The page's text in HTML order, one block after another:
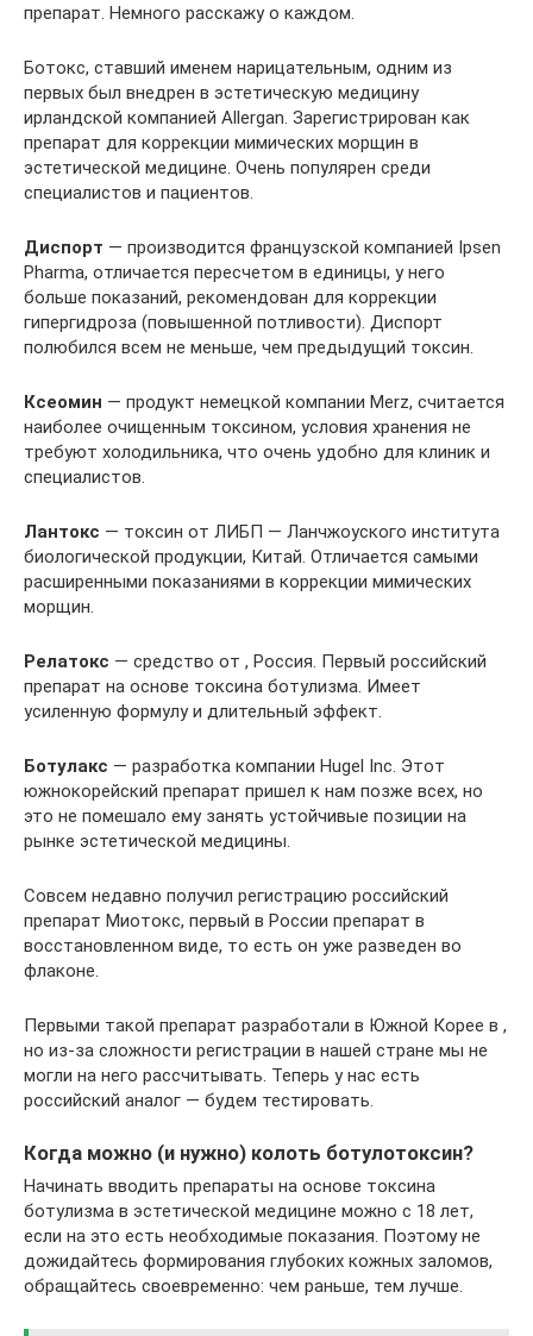
препарат. Немного расскажу о каждом.
Ботокс, ставший именем нарицательным, одним из
первых был внедрен в эстетическую медицину
ирландской компанией Allergan. Зарегистрирован как
препарат для коррекции мимических морщин в
эстетической медицине. Очень популярен среди
специалистов и пациентов.
Диспорт — производится французской компанией Ipsen
Pharma, отличается пересчетом в единицы, у него
больше показаний, рекомендован для коррекции
гипергидроза (повышенной потливости). Диспорт
полюбился всем не меньше, чем предыдущий токсин.
Ксеомин — продукт немецкой компании Merz, считается
наиболее очищенным токсином, условия хранения не
требуют холодильника, что очень удобно для клиник и
специалистов.
Лантокс — токсин от ЛИБП — Ланчжоуского института
биологической продукции, Китай. Отличается самыми
расширенными показаниями в коррекции мимических
морщин.
Релатокс — средство от , Россия. Первый российский
препарат на основе токсина ботулизма. Имеет
усиленную формулу и длительный эффект.
Ботулакс — разработка компании Hugel Inc. Этот
южнокорейский препарат пришел к нам позже всех, но
это не помешало ему занять устойчивые позиции на
рынке эстетической медицины.
Совсем недавно получил регистрацию российский
препарат Миотокс, первый в России препарат в
восстановленном виде, то есть он уже разведен во
флаконе.
Первыми такой препарат разработали в Южной Корее в ,
но из-за сложности регистрации в нашей стране мы не
могли на него рассчитывать. Теперь у нас есть
российский аналог — будем тестировать.
Когда можно (и нужно) колоть ботулотоксин?
Начинать вводить препараты на основе токсина
ботулизма в эстетической медицине можно с 18 лет,
если на это есть необходимые показания. Поэтому не
дожидайтесь формирования глубоких кожных заломов,
обращайтесь своевременно: чем раньше, тем лучше.